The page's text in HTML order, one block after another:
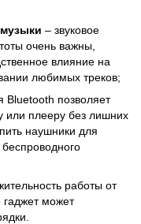
– звуковое
очень важны,
влияние на
любимых треков;
Bluetooth позволяет
или плееру без лишних
наушники для
работы от
гаджет может